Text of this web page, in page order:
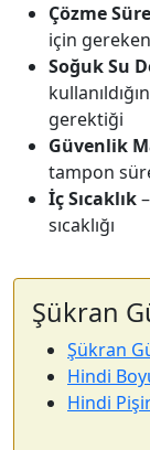
Çözme
için
Soğuk Su
gerektiği
Güvenlik
tampon
İç Sıcaklık
sıcaklığı
Şükran
Şükran
Hindi
Hindi